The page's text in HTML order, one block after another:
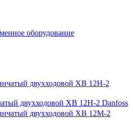
оборудование
двухходовой XB 12H-2 Danfoss